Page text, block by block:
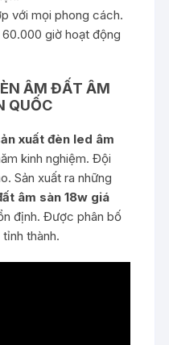
với mọi phong cách.
giờ hoạt động
ÂM ĐẤT ÂM
QUỐC
xuất đèn led âm
kinh nghiệm. Đội
Sản xuất ra những
âm sàn 18w giá
định. Được phân bố
thành.